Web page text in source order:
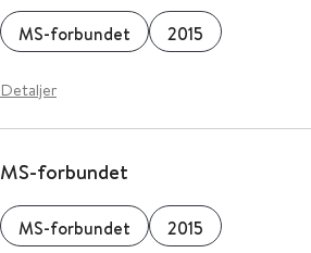
MS-forbundet 2015
Detaljer
MS-forbundet
MS-forbundet 2015